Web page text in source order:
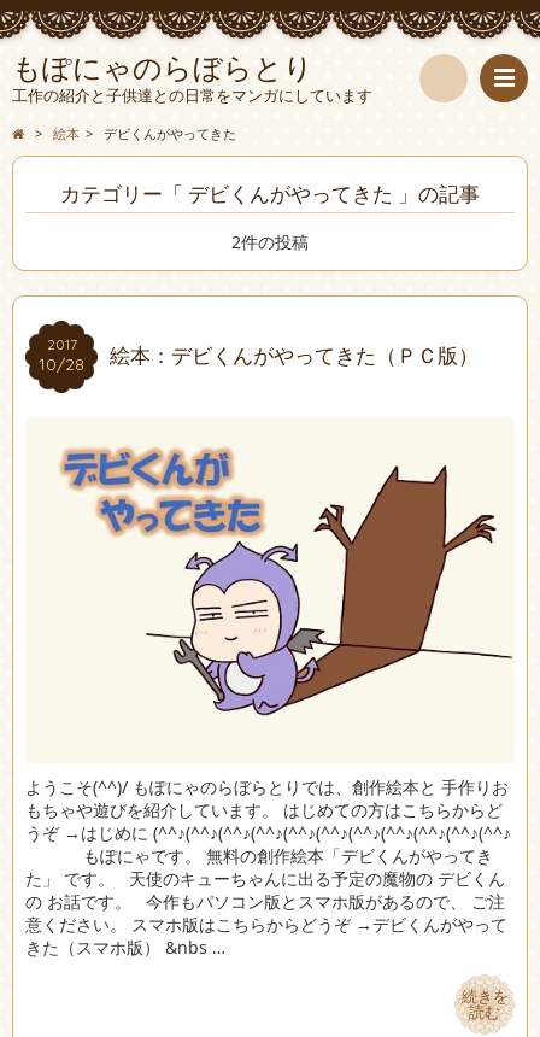
もぽにゃのらぼらとり
工作の紹介と子供達との日常をマンガにしています
> 絵本 > デビくんがやってきた
カテゴリー「 デビくんがやってきた 」の記事
2件の投稿
2017
10/28
2017
10/28 絵本：デビくんがやってきた（ＰＣ版）
ようこそ(^^)/ もぽにゃのらぼらとりでは、創作絵本と 手作りお
もちゃや遊びを紹介しています。 はじめての方はこちらからど
うぞ →はじめに (^^♪(^^♪(^^♪(^^♪(^^♪(^^♪(^^♪(^^♪(^^♪(^^♪(^^♪
もぽにゃです。 無料の創作絵本「デビくんがやってき
た」 です。 天使のキューちゃんに出る予定の魔物の デビくん
の お話です。 今作もパソコン版とスマホ版があるので、 ご注
意ください。 スマホ版はこちらからどうぞ →デビくんがやって
きた（スマホ版） &nbs …
続きを
読む
続きを
読む